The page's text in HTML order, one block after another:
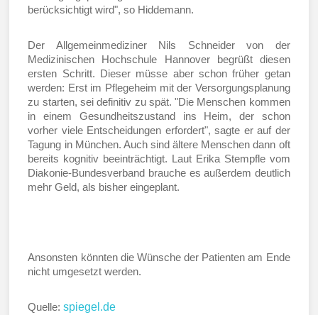
berücksichtigt wird", so Hiddemann.
Der Allgemeinmediziner Nils Schneider von der
Medizinischen Hochschule Hannover begrüßt diesen
ersten Schritt. Dieser müsse aber schon früher getan
werden: Erst im Pflegeheim mit der Versorgungsplanung
zu starten, sei definitiv zu spät. "Die Menschen kommen
in einem Gesundheitszustand ins Heim, der schon
vorher viele Entscheidungen erfordert", sagte er auf der
Tagung in München. Auch sind ältere Menschen dann oft
bereits kognitiv beeinträchtigt. Laut Erika Stempfle vom
Diakonie-Bundesverband brauche es außerdem deutlich
mehr Geld, als bisher eingeplant.
Ansonsten könnten die Wünsche der Patienten am Ende
nicht umgesetzt werden.
Quelle:spiegel.de